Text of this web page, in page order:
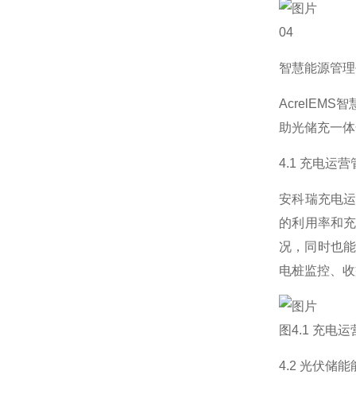
04
智慧能源管
AcrelEMS智
助光储充一
4.1 充电运营
安科瑞充电
的利用率和
况，同时也
电桩监控、
图4.1 充电运
4.2 光伏储能